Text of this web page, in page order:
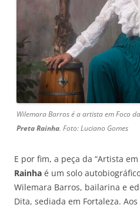
Wilemara Barros é a artista em Foco
Preta Rainha. Foto: Luciano Gomes
E por fim, a peça da “Artista em
Rainha é um solo
Wilemara Barros, bailarina e
Dita, sediada em Fortaleza.